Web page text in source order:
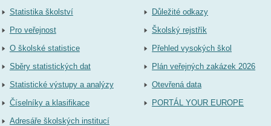
Statistika školství
Pro veřejnost
O školské statistice
Sběry statistických dat
Statistické výstupy a analýzy
Číselníky a klasifikace
Adresáře školských institucí
Důležité odkazy
Školský rejstřík
Přehled vysokých škol
Plán veřejných zakázek 2026
Otevřená data
PORTÁL YOUR EUROPE